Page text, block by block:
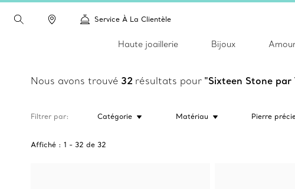
Service À La Clientèle
Haute joaillerie Bijoux
Nous avons trouvé 32 résultats pour "Sixteen Stone
Filtrer par Catégorie Matériau Pierre
Affiché : 1 - 32 de 32